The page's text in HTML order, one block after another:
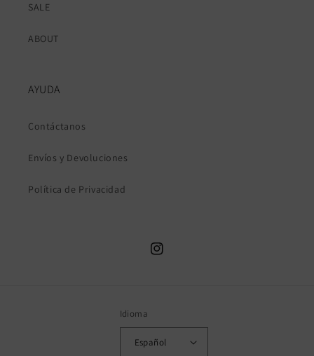
SALE
ABOUT
AYUDA
Contáctanos
Envíos y Devoluciones
Política de Privacidad
Instagram
Idioma
Español